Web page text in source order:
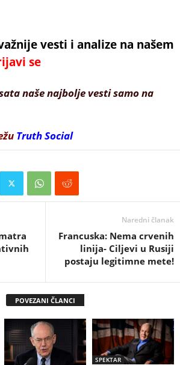
vesti i analize na našem
se
naše najbolje vesti samo na
Truth Social
Naredni članak
Francuska: Nema crvenih
linija- Ciljevi u Rusiji
postaju legitimne mete!
POVEZANI ČLANCI
SPEKTAR